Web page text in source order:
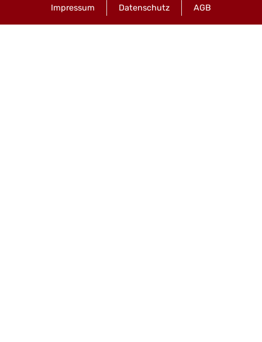
Impressum Datenschutz AGB